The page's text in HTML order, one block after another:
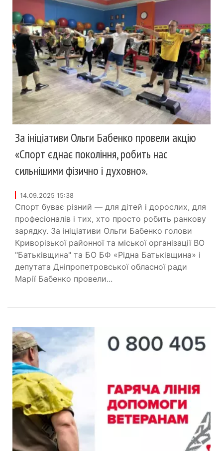
За ініціативи Ольги Бабенко провели акцію
«Спорт єднає покоління, робить нас
сильнішими фізично і духовно».
14.09.2025 15:38
Спорт буває різний — для дітей і дорослих, для
професіоналів і тих, хто просто робить ранкову
зарядку. За ініціативи Ольги Бабенко голови
Криворізької районної та міської організації ВО
"Батьківщина" та БО БФ «Рідна Батьківщина» і
депутата Дніпропетровської обласної ради
Марії Бабенко провели...